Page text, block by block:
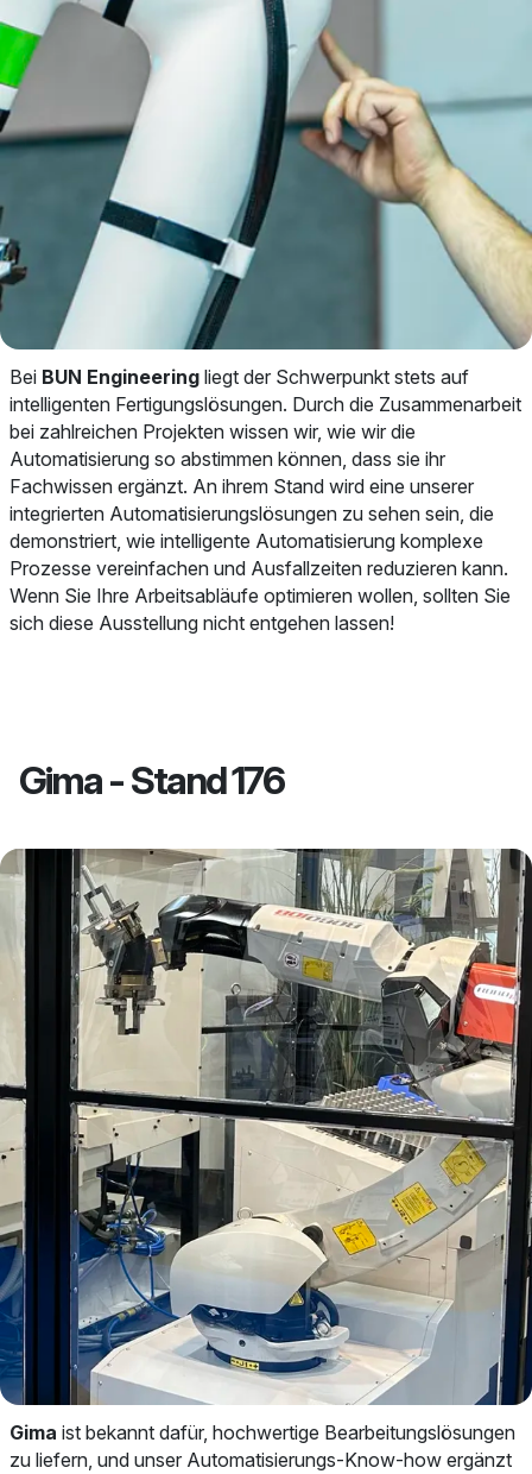
Bei BUN Engineering liegt der Schwerpunkt stets auf
intelligenten Fertigungslösungen. Durch die Zusammenarbeit
bei zahlreichen Projekten wissen wir, wie wir die
Automatisierung so abstimmen können, dass sie ihr
Fachwissen ergänzt. An ihrem Stand wird eine unserer
integrierten Automatisierungslösungen zu sehen sein, die
demonstriert, wie intelligente Automatisierung komplexe
Prozesse vereinfachen und Ausfallzeiten reduzieren kann.
Wenn Sie Ihre Arbeitsabläufe optimieren wollen, sollten Sie
sich diese Ausstellung nicht entgehen lassen!
Gima - Stand 176
Gima ist bekannt dafür, hochwertige Bearbeitungslösungen
zu liefern, und unser Automatisierungs-Know-how ergänzt